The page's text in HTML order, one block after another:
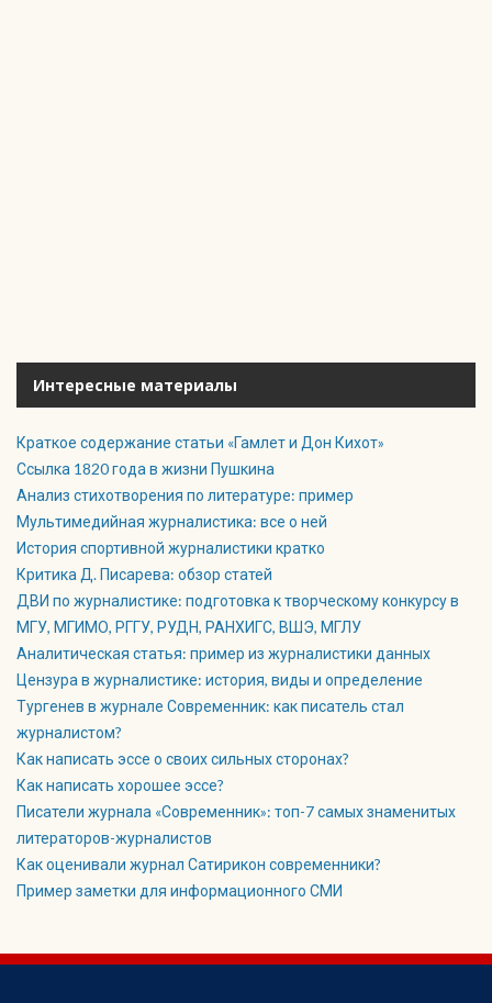
Интересные материалы
Краткое содержание статьи «Гамлет и Дон Кихот»
Ссылка 1820 года в жизни Пушкина
Анализ стихотворения по литературе: пример
Мультимедийная журналистика: все о ней
История спортивной журналистики кратко
Критика Д. Писарева: обзор статей
ДВИ по журналистике: подготовка к творческому конкурсу в
МГУ, МГИМО, РГГУ, РУДН, РАНХИГС, ВШЭ, МГЛУ
Аналитическая статья: пример из журналистики данных
Цензура в журналистике: история, виды и определение
Тургенев в журнале Современник: как писатель стал
журналистом?
Как написать эссе о своих сильных сторонах?
Как написать хорошее эссе?
Писатели журнала «Современник»: топ-7 самых знаменитых
литераторов-журналистов
Как оценивали журнал Сатирикон современники?
Пример заметки для информационного СМИ